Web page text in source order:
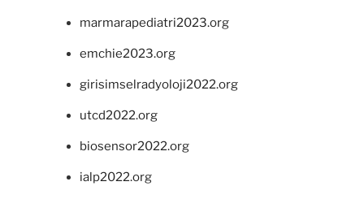
marmarapediatri2023.org
emchie2023.org
girisimselradyoloji2022.org
utcd2022.org
biosensor2022.org
ialp2022.org